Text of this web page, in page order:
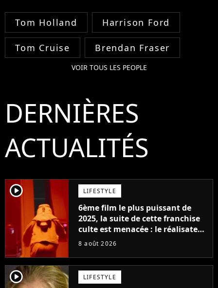
Tom Holland Harrison Ford
Tom Cruise Brendan Fraser
VOIR TOUS LES PEOPLE
DERNIÈRES
ACTUALITÉS
player2 LIFESTYLE
6ème film le plus puissant de
2025, la suite de cette franchise
culte est menacée : le réalisateur
claque la porte pour "différends
8 août 2026
player2 LIFESTYLE